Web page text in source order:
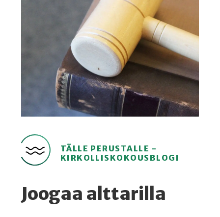
TÄLLE PERUSTALLE -
KIRKOLLISKOKOUSBLOGI
Joogaa alttarilla